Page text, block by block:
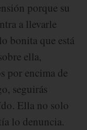
porque su
a llevarle
bonita que está
ella,
por encima de
seguirás
Ella no solo
lo denuncia.